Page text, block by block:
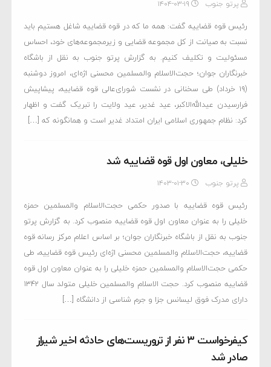
پرتو جنوب ۱۴۰۴-۰۳-۱۹
رئیس قوه قضاییه گفت: همه ما که در قوه قضاییه شاغل هستیم باید
نسبت به صیانت از کل مجموعه قضایی و زیرمجموعه‌های خود، احساس
مسئولیت و تکلیف کنیم. به گزارش پرتو جنوب به نقل از باشگاه
خبرنگاران جوان؛ حجت‌الاسلام والمسلمین محسنی اژه‌ای، امروز دوشنبه
(۱۹ خرداد) طی سخنانی در نشست شورای‌عالی قوه قضاییه، پیشاپیش
فرارسیدن عیدالله‌الاکبر، عید غدیر، عید ولایت را تبریک گفت و اظهار
کرد: نظام جمهوری اسلامی ایران امتداد غدیر است و همانگونه که […]
خلیلی، معاون اول قوه قضاییه شد
پرتو جنوب ۱۴۰۳-۰۱-۳۰
رئیس قوه قضاییه با صدور حکمی حجت‌الاسلام والمسلمین حمزه
خلیلی را به عنوان معاون اول قوه قضاییه منصوب کرد. به گزارش پرتو
جنوب به نقل از باشگاه خبرنگاران جوان؛ بر اساس اعلام مرکز رسانه قوه
قضاییه، حجت‌الاسلام والمسلمین محسنی اژه‌ای رئیس قوه قضاییه، طی
حکمی حجت‌الاسلام والمسلمین حمزه خلیلی را به عنوان معاون اول قوه
قضاییه منصوب کرد. حجت الاسلام والمسلمین خلیلی متولد سال ۱۳۴۲
دارای مدرک فوق لیسانس جزا و جرم شناسی از دانشگاه […]
کیفرخواست ۳ نفر از تروریست‌های حادثه اخیر شیراز
صادر شد